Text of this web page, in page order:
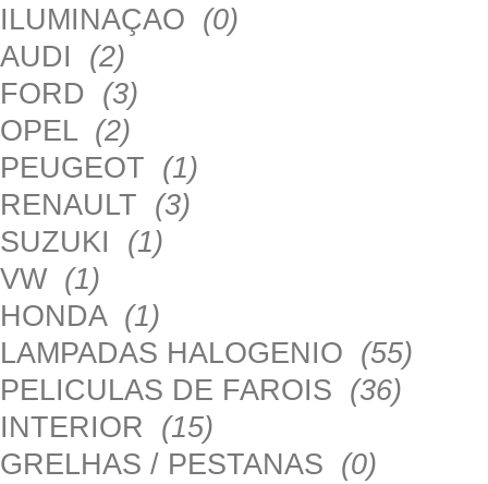
ILUMINAÇAO (0)
AUDI (2)
FORD (3)
OPEL (2)
PEUGEOT (1)
RENAULT (3)
SUZUKI (1)
VW (1)
HONDA (1)
LAMPADAS HALOGENIO (55)
PELICULAS DE FAROIS (36)
INTERIOR (15)
GRELHAS / PESTANAS (0)